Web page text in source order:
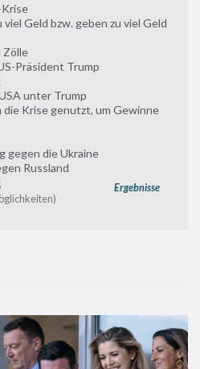
Geld bzw. geben zu viel Geld
Zölle
Präsident Trump
unter Trump
die Krise genutzt, um Gewinne
gegen die Ukraine
Russland
Ergebnisse